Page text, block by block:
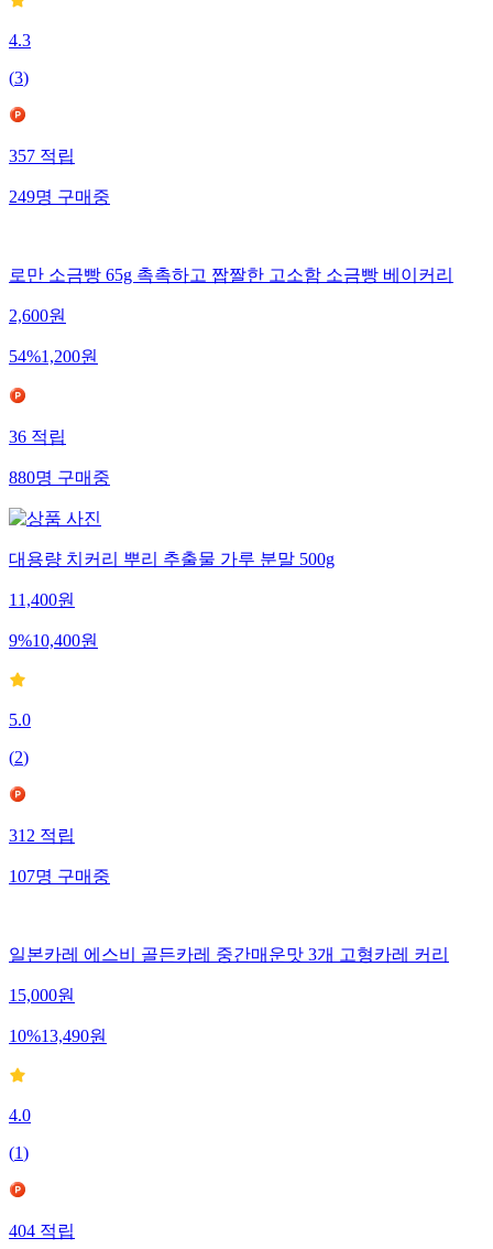
4.3
(3)
357적립
249명구매중
로만 소금빵 65g 촉촉하고 짭짤한 고소함 소금빵 베이커리
2,600원
54%1,200원
36적립
880명구매중
대용량 치커리 뿌리 추출물 가루 분말 500g
11,400원
9%10,400원
5.0
(2)
312적립
107명구매중
일본카레 에스비 골든카레 중간매운맛 3개 고형카레 커리
15,000원
10%13,490원
4.0
(1)
404적립